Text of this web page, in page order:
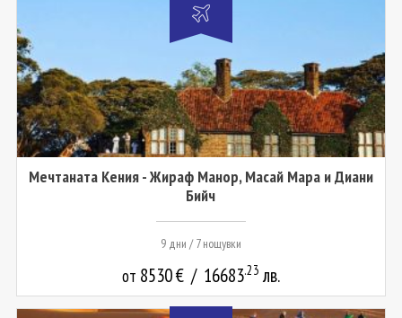
Мечтаната Кения - Жираф Манор, Масай Мара и Диани
Бийч
9 дни / 7 нощувки
от 8530€ / 16683.23 лв.